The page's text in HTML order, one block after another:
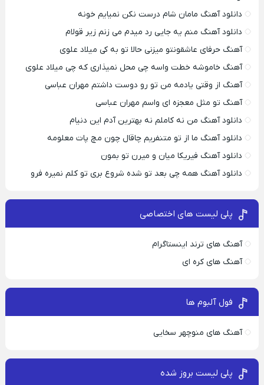
دانلود آهنگ مامان شام درست نکن نمیایم خونه
دانلود آهنگ منم یه جایی رد میدم می زنم زیر قولام
آهنگ حرفای عاشقونتو میزنی حالا تو به کی میلاد علوی
آهنگ خاموشه خطت واسه چی محل نمیذاری که چی میلاد علوی
آهنگ از وقتی یادمه من تو رو دوست داشتم مهران عباسی
آهنگ تو مثل معجزه ای واسم مهران عباسی
دانلود آهنگ من نه کاملم نه بهترین آدم این دنیام
دانلود آهنگ ما از تو متنفریم چاقال چون مچ پات معلومه
دانلود آهنگ فیریکا میان و میرن تو بمون
دانلود آهنگ همه چی بعد تو شده شروع بری تو کلم نمیره فرو
پلی لیست های اختصاصی
آهنگ های ترند اینستاگرام
آهنگ های کره ای
فول آلبوم ها
آهنگ های منوچهر سخایی
پلی لیست بروز شده